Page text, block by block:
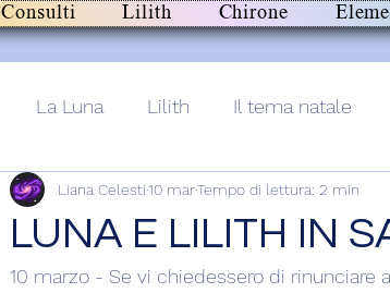
Consulti Lilith Chirone
La Luna Lilith Il tema natale
Post+audio Lilith+
LUNA E LILITH IN
Liana Celesti10 marTempo di lettura: 2 min
10 marzo - Se vi chiedessero di rinunciare